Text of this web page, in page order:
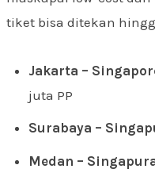
tiket bisa ditekan
Jakarta –
juta PP
Surabaya –
Medan –